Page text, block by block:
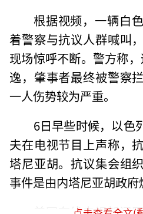
根据视频，一辆白
着警察与抗议人群喊叫
现场惊呼不断。警方称
逸，肇事者最终被警察
一人伤势较为严重。
6日早些时候，以
夫在电视节目上声称，
塔尼亚胡。抗议集会组
事件是由内塔尼亚胡政府